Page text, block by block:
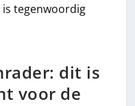
tegenwoordig
dit is
voor de